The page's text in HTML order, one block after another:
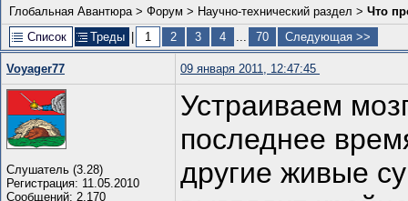
Глобальная Авантюра> Форум > Научно-технический раздел > Что
Список
Треды 1 2 3 4 ... 70 Следующая >>
Voyager77 09 января 2011, 12:47:45
Слушатель (3.28)
Регистрация: 11.05.2010
Сообщений: 2,170
Устраиваем
последнее
другие живые